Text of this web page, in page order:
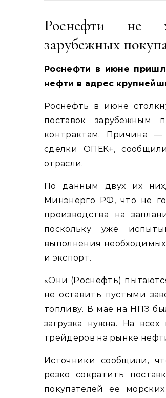
Роснефти не
зарубежных
Роснефти в июне
нефти в адрес
Роснефть в июне
поставок зарубежным
контрактам. Причина
сделки ОПЕК+,
отрасли.
По данным двух их
Минэнерго РФ, что не
производства на
поскольку уже
выполнения
и экспорт.
«Они (Роснефть)
не оставить пустыми
топливу. В мае на НПЗ
загрузка нужна. На
трейдеров на рынке
Источники сообщили,
резко сократить
покупателей ее